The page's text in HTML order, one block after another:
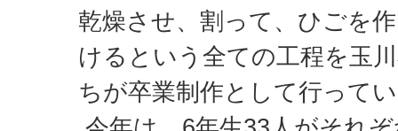
乾燥させ、割って、ひごを
けるという全ての工程を玉
ちが卒業制作として行って